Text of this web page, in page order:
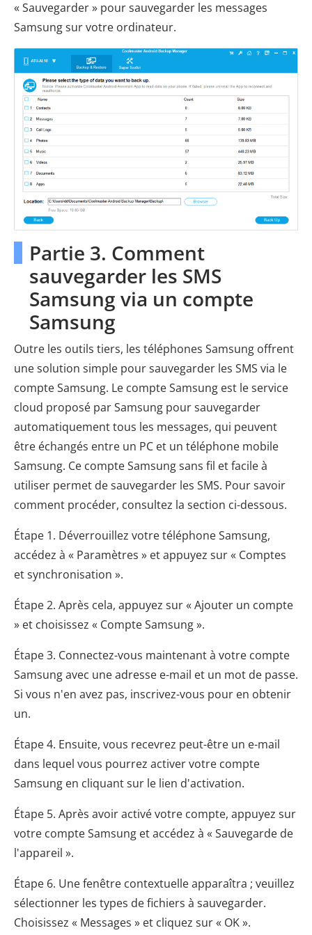
« Sauvegarder » pour sauvegarder les messages
Samsung sur votre ordinateur.
Partie 3. Comment
sauvegarder les SMS
Samsung via un compte
Samsung
Outre les outils tiers, les téléphones Samsung offrent
une solution simple pour sauvegarder les SMS via le
compte Samsung. Le compte Samsung est le service
cloud proposé par Samsung pour sauvegarder
automatiquement tous les messages, qui peuvent
être échangés entre un PC et un téléphone mobile
Samsung. Ce compte Samsung sans fil et facile à
utiliser permet de sauvegarder les SMS. Pour savoir
comment procéder, consultez la section ci-dessous.
Étape 1. Déverrouillez votre téléphone Samsung,
accédez à « Paramètres » et appuyez sur « Comptes
et synchronisation ».
Étape 2. Après cela, appuyez sur « Ajouter un compte
» et choisissez « Compte Samsung ».
Étape 3. Connectez-vous maintenant à votre compte
Samsung avec une adresse e-mail et un mot de passe.
Si vous n'en avez pas, inscrivez-vous pour en obtenir
un.
Étape 4. Ensuite, vous recevrez peut-être un e-mail
dans lequel vous pourrez activer votre compte
Samsung en cliquant sur le lien d'activation.
Étape 5. Après avoir activé votre compte, appuyez sur
votre compte Samsung et accédez à « Sauvegarde de
l'appareil ».
Étape 6. Une fenêtre contextuelle apparaîtra ; veuillez
sélectionner les types de fichiers à sauvegarder.
Choisissez « Messages » et cliquez sur « OK ».